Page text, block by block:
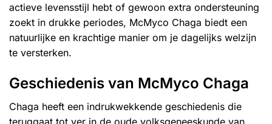
actieve levensstijl hebt of gewoon extra ondersteuning
zoekt in drukke periodes, McMyco Chaga biedt een
natuurlijke en krachtige manier om je dagelijks welzijn
te versterken.
Geschiedenis van McMyco Chaga
Chaga heeft een indrukwekkende geschiedenis die
teruggaat tot ver in de oude volksgeneeskunde van